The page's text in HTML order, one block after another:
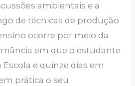
ambientais e a
de técnicas de produção
ocorre por meio da
em que o estudante
e quinze dias em
prática o seu